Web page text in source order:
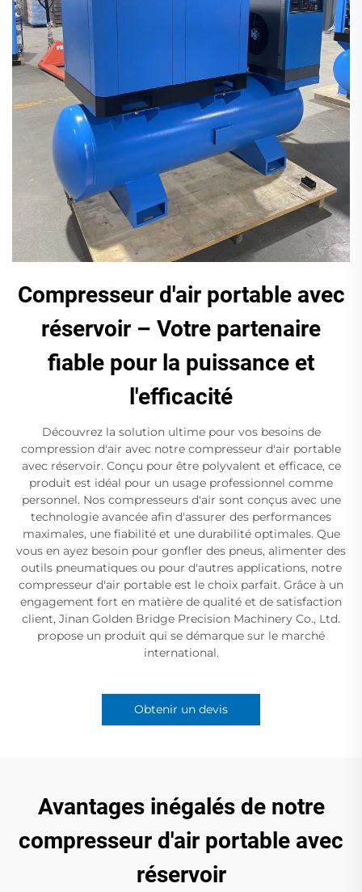
Compresseur d'air portable avec
réservoir – Votre partenaire
fiable pour la puissance et
l'efficacité
Découvrez la solution ultime pour vos besoins de
compression d'air avec notre compresseur d'air portable
avec réservoir. Conçu pour être polyvalent et efficace, ce
produit est idéal pour un usage professionnel comme
personnel. Nos compresseurs d'air sont conçus avec une
technologie avancée afin d'assurer des performances
maximales, une fiabilité et une durabilité optimales. Que
vous en ayez besoin pour gonfler des pneus, alimenter des
outils pneumatiques ou pour d'autres applications, notre
compresseur d'air portable est le choix parfait. Grâce à un
engagement fort en matière de qualité et de satisfaction
client, Jinan Golden Bridge Precision Machinery Co., Ltd.
propose un produit qui se démarque sur le marché
international.
Obtenir un devis
Avantages inégalés de notre
compresseur d'air portable avec
réservoir